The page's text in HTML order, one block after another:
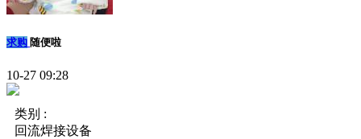
求购 随便啦
10-27 09:28
类别 :
回流焊接设备